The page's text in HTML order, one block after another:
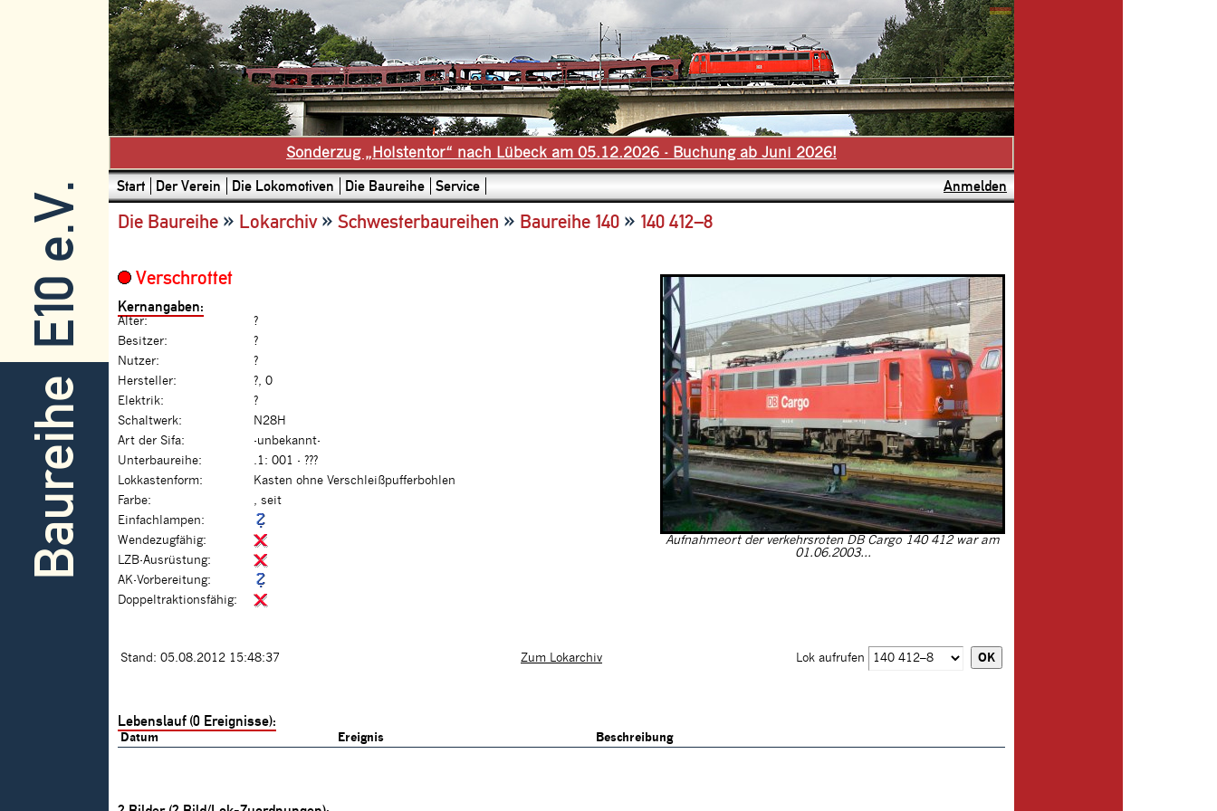
E10 e.V.
Baureihe
Sonderzug „Holstentor“ nach Lübeck am 05.12.2026 - Buchung ab Juni 2026!
Start Der Verein Die Lokomotiven Die Baureihe Service Anmelden
Die Baureihe » Lokarchiv» Schwesterbaureihen » Baureihe 140 » 140 412–8
Aufnahmeort der verkehrsroten DB Cargo 140 412 war am
01.06.2003...
Verschrottet
Kernangaben:
Alter:
?
Besitzer:
?
Nutzer:
?
Hersteller:
?, 0
Elektrik:
?
Schaltwerk:
N28H
Art der Sifa:
-unbekannt-
Unterbaureihe:
.1: 001 - ???
Lokkastenform:
Kasten ohne Verschleißpufferbohlen
Farbe:
, seit
Einfachlampen:
Wendezugfähig:
LZB-Ausrüstung:
AK-Vorbereitung:
Doppeltraktionsfähig:
Stand: 05.08.2012 15:48:37 Zum Lokarchiv Lok aufrufen
Lebenslauf (0 Ereignisse):
Datum Ereignis Beschreibung